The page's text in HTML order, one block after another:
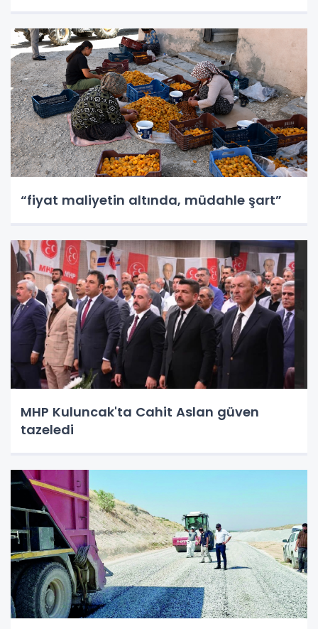
“fiyat maliyetin altında, müdahle şart”
MHP Kuluncak'ta Cahit Aslan güven
tazeledi